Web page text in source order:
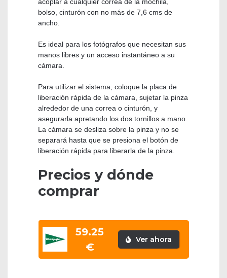
bolso, cinturón con no más de 7,6 cms de
ancho.
Es ideal para los fotógrafos que necesitan sus
manos libres y un acceso instantáneo a su
cámara.
Para utilizar el sistema, coloque la placa de
liberación rápida de la cámara, sujetar la pinza
alrededor de una correa o cinturón, y
asegurarla apretando los dos tornillos a mano.
La cámara se desliza sobre la pinza y no se
separará hasta que se presiona el botón de
liberación rápida para liberarla de la pinza.
Precios y dónde
comprar
59.25
€
Ver ahora